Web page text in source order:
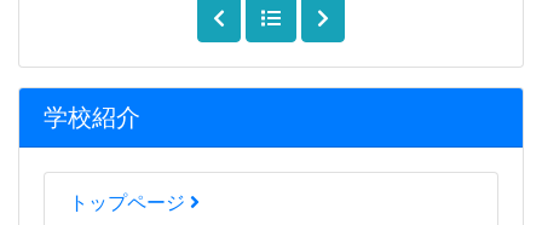
学校紹介
トップページ